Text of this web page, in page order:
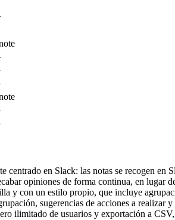
centrado en Slack: las notas se recogen en
opiniones de forma continua, en lugar
y con un estilo propio, que incluye
sugerencias de acciones a realizar
ilimitado de usuarios y exportación a